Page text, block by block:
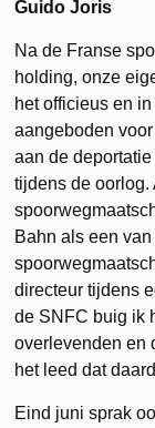
Guido Joris
Na de Franse
holding, onze
het officieus en
aangeboden
aan de
tijdens de
Bahn als een
directeur tijdens
de SNFC buig ik
overlevenden en
het leed dat
Eind juni sprak